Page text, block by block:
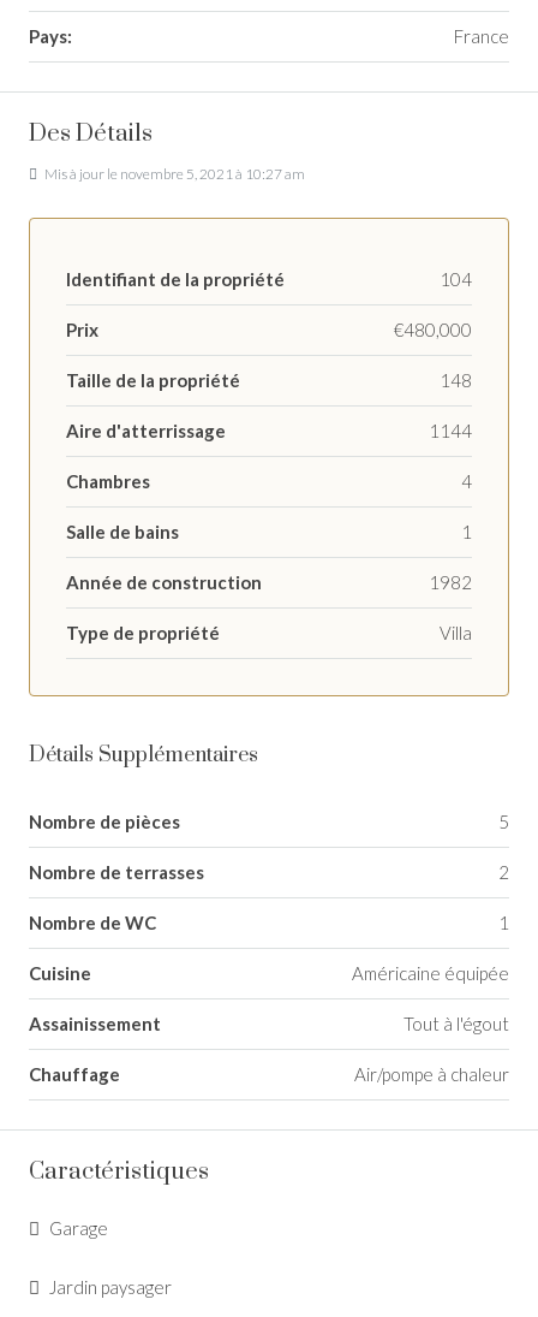
Pays: France
Des Détails
Mis à jour le novembre 5, 2021 à 10:27 am
Identifiant de la propriété 104
Prix €480,000
Taille de la propriété 148
Aire d'atterrissage 1144
Chambres 4
Salle de bains 1
Année de construction 1982
Type de propriété Villa
Détails Supplémentaires
Nombre de pièces 5
Nombre de terrasses 2
Nombre de WC 1
Cuisine Américaine équipée
Assainissement Tout à l'égout
Chauffage Air/pompe à chaleur
Caractéristiques
Garage
Jardin paysager